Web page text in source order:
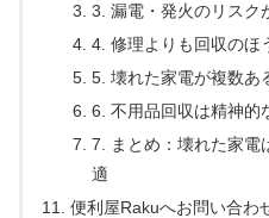
3. 漏電・発火のリスク
4. 修理よりも回収のほ
5. 壊れた家電が複数あ
6. 不用品回収は精神的
7. まとめ：壊れた家電
適
便利屋Rakuへお問い合わ